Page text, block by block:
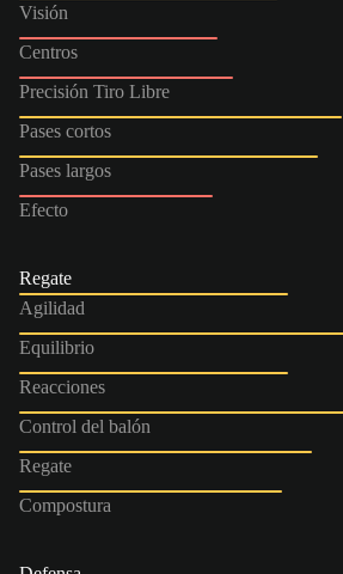
Visión
Centros
Precisión Tiro Libre
Pases cortos
Pases largos
Efecto
Regate
Agilidad
Equilibrio
Reacciones
Control del balón
Regate
Compostura